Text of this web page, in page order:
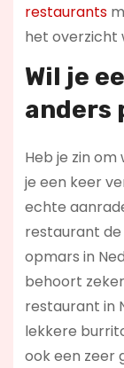
restaurants
het overzicht
Wil je
anders
Heb je zin
je een keer
echte
restaurant
opmars in
behoort
restaurant in
lekkere
ook een zeer